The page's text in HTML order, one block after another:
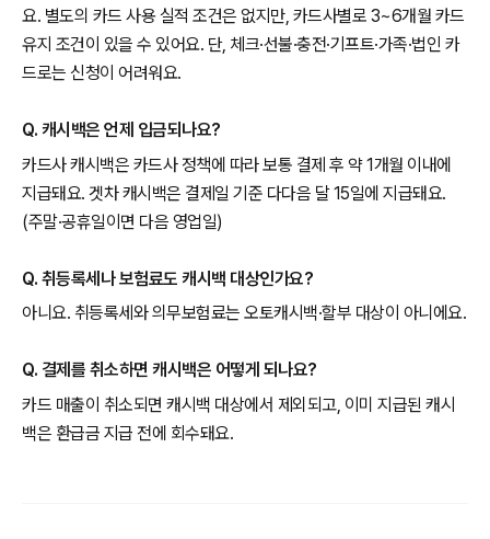
요. 별도의 카드 사용 실적 조건은 없지만, 카드사별로 3~6개월 카드
유지 조건이 있을 수 있어요. 단, 체크·선불·충전·기프트·가족·법인 카
드로는 신청이 어려워요.
Q. 캐시백은 언제 입금되나요?
카드사 캐시백은 카드사 정책에 따라 보통 결제 후 약 1개월 이내에
지급돼요. 겟차 캐시백은 결제일 기준 다다음 달 15일에 지급돼요.
(주말·공휴일이면 다음 영업일)
Q. 취등록세나 보험료도 캐시백 대상인가요?
아니요. 취등록세와 의무보험료는 오토캐시백·할부 대상이 아니에요.
Q. 결제를 취소하면 캐시백은 어떻게 되나요?
카드 매출이 취소되면 캐시백 대상에서 제외되고, 이미 지급된 캐시
백은 환급금 지급 전에 회수돼요.